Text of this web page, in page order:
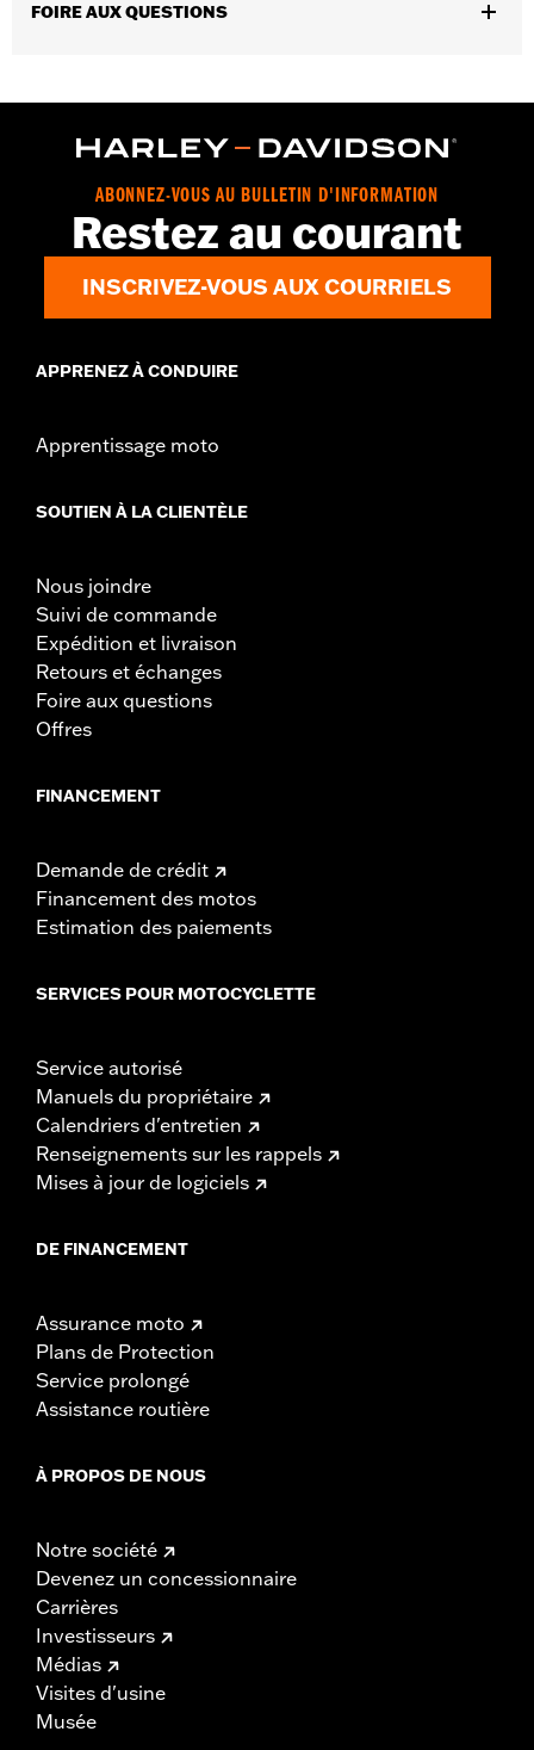
d.com/warrantypour obtenir tous les détails
Origine:Importé
FOIRE AUX QUESTIONS
ABONNEZ-VOUS AU BULLETIN D'INFORMATION
Restez au courant
INSCRIVEZ-VOUS AUX COURRIELS
APPRENEZ À CONDUIRE
Apprentissage moto
SOUTIEN À LA CLIENTÈLE
Nous joindre
Suivi de commande
Expédition et livraison
Retours et échanges
Foire aux questions
Offres
FINANCEMENT
Demande de crédit
Financement des motos
Estimation des paiements
SERVICES POUR MOTOCYCLETTE
Service autorisé
Manuels du propriétaire
Calendriers d'entretien
Renseignements sur les rappels
Mises à jour de logiciels
DE FINANCEMENT
Assurance moto
Plans de Protection
Service prolongé
Assistance routière
À PROPOS DE NOUS
Notre société
Devenez un concessionnaire
Carrières
Investisseurs
Médias
Visites d'usine
Musée